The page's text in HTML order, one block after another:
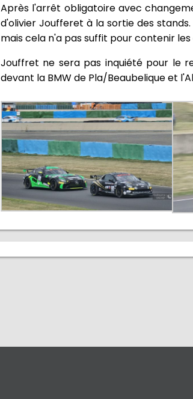
Après l'arrêt obligatoire avec
d'olivier Joufferet à la sortie des
mais cela n'a pas suffit pour contenir
Jouffret ne sera pas inquiété pour le
devant la BMW de Pla/Beaubelique et